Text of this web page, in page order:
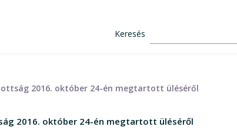
Keresés
2016. október 24-én megtartott üléséről
2016. október 24-én megtartott üléséről